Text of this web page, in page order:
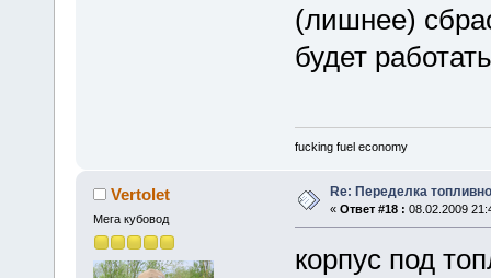
(лишнее)
будет
fucking fuel economy
Vertolet
Мега кубовод
Re: Переделка
« Ответ #18 : 08.02.2009
корпус под